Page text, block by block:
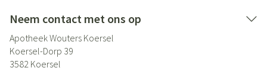
Neem contact met ons op
Apotheek Wouters Koersel
Koersel-Dorp 39
3582 Koersel